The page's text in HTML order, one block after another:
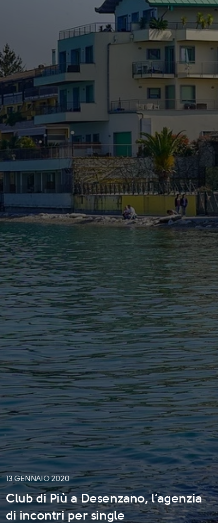
13 GENNAIO 2020
Club di Più a Desenzano, l’agenzia
di incontri per single